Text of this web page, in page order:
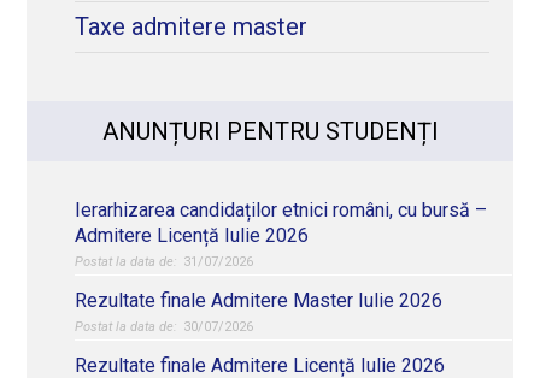
Taxe admitere master
ANUNȚURI PENTRU STUDENȚI
Ierarhizarea candidaților etnici români, cu bursă –
Admitere Licență Iulie 2026
31/07/2026
Rezultate finale Admitere Master Iulie 2026
30/07/2026
Rezultate finale Admitere Licență Iulie 2026